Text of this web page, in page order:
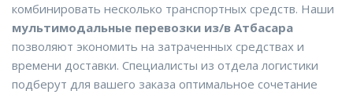
комбинировать несколько транспортных средств. Наши
мультимодальные перевозки из/в Атбасара
позволяют экономить на затраченных средствах и
времени доставки. Специалисты из отдела логистики
подберут для вашего заказа оптимальное сочетание